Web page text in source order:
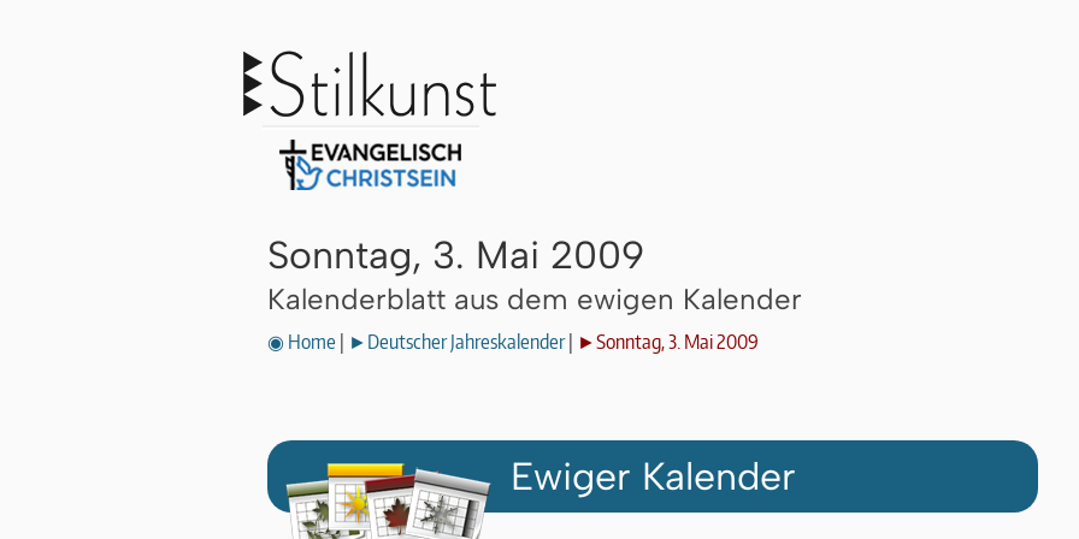
Sonntag, 3. Mai 2009
Kalenderblatt aus dem ewigen Kalender
◉ Home ►Deutscher Jahreskalender| ►Sonntag, 3. Mai 2009
Ewiger Kalender